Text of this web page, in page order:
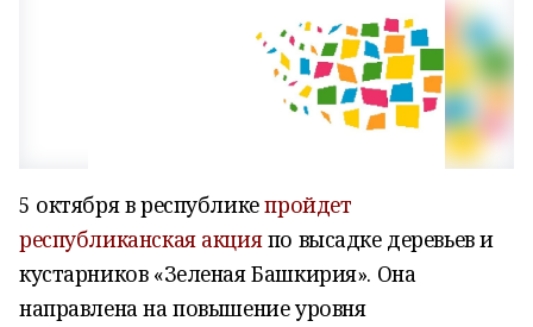
5 октября в республикепройдет
республиканская акцияпо высадке деревьев и
кустарников «Зеленая Башкирия». Она
направлена на повышение уровня